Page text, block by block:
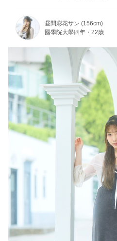
昼間彩花サン (156cm)
國學院大學四年・22歳